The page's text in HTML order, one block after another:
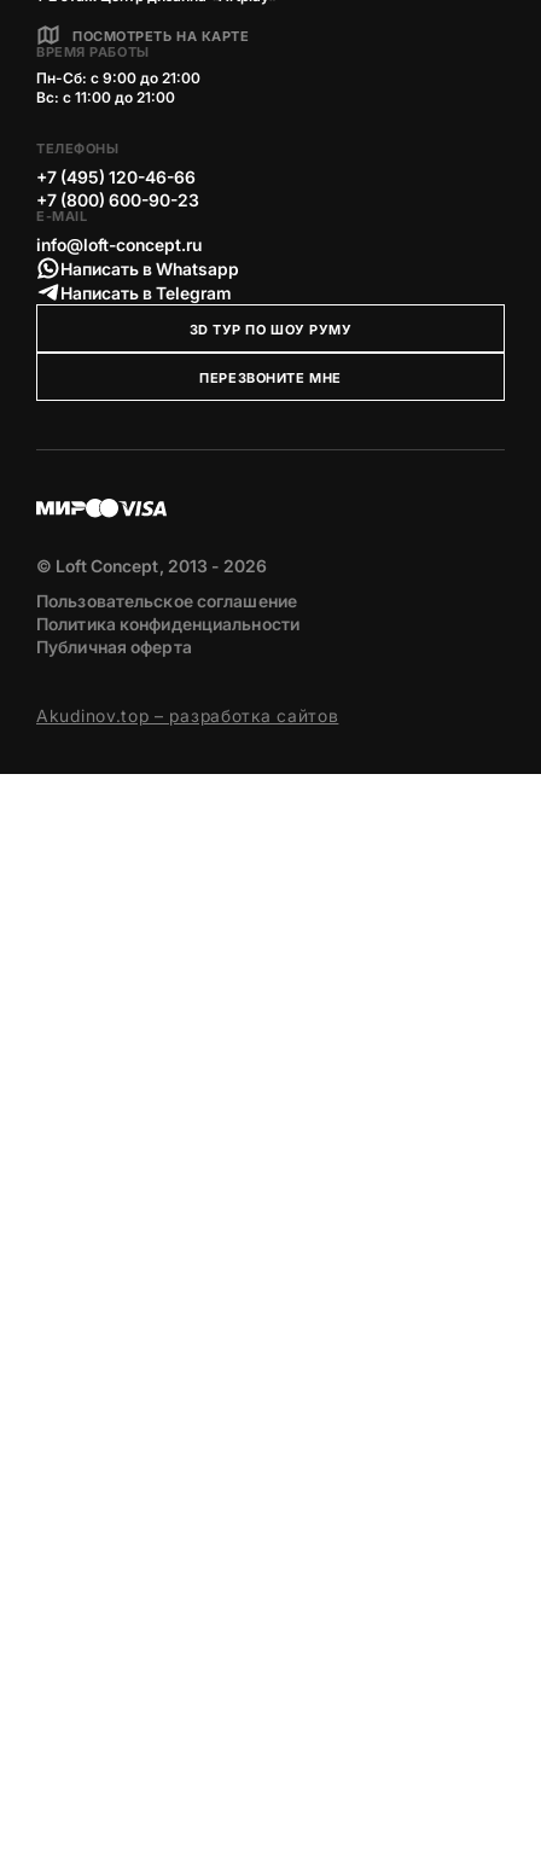
ПОСМОТРЕТЬ НА КАРТЕ
ВРЕМЯ РАБОТЫ
Пн-Сб: с 9:00 до 21:00
Вс: с 11:00 до 21:00
ТЕЛЕФОНЫ
+7 (495) 120-46-66
+7 (800) 600-90-23
E-MAIL
info@loft-concept.ru
Написать в Whatsapp
Написать в Telegram
3D ТУР ПО ШОУ РУМУ
ПЕРЕЗВОНИТЕ МНЕ
© Loft Concept, 2013 - 2026
Пользовательское соглашение
Политика конфиденциальности
Публичная оферта
Akudinov.top – разработка сайтов